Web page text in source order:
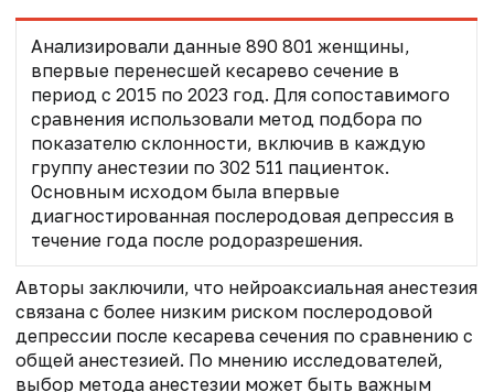
Анализировали данные 890 801 женщины,
впервые перенесшей кесарево сечение в
период с 2015 по 2023 год. Для сопоставимого
сравнения использовали метод подбора по
показателю склонности, включив в каждую
группу анестезии по 302 511 пациенток.
Основным исходом была впервые
диагностированная послеродовая депрессия в
течение года после родоразрешения.
Авторы заключили, что нейроаксиальная анестезия
связана с более низким риском послеродовой
депрессии после кесарева сечения по сравнению с
общей анестезией. По мнению исследователей,
выбор метода анестезии может быть важным